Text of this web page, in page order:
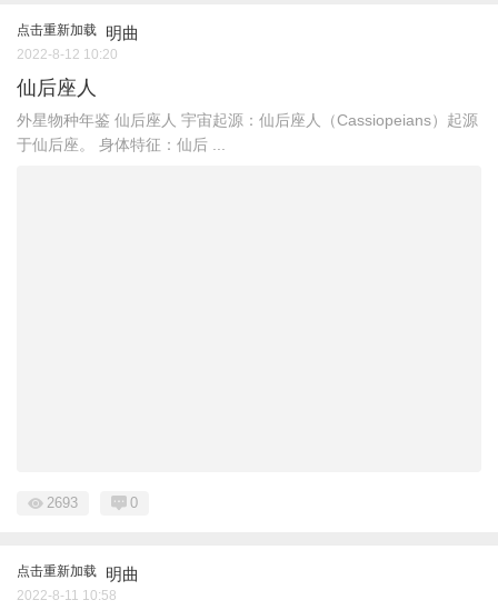
点击重新加载 明曲
2022-8-12 10:20
仙后座人
外星物种年鉴 仙后座人 宇宙起源：仙后座人（Cassiopeians）起源
于仙后座。 身体特征：仙后 ...
2693 0
点击重新加载 明曲
2022-8-11 10:58